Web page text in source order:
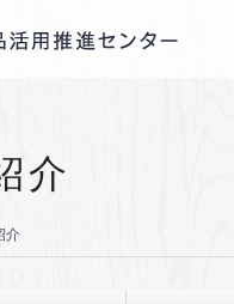
介
介